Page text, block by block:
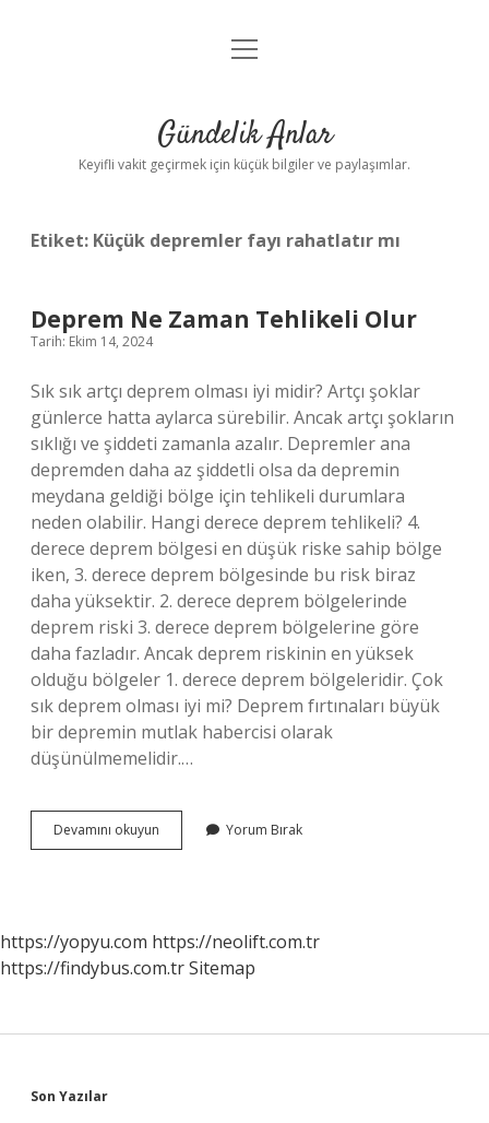
Anasayfa
Yasal Uyarı
menüyü
Gündelik Anlar
Keyifli vakit geçirmek için küçük bilgiler ve paylaşımlar.
Etiket: Küçük depremler fayı rahatlatır mı
Deprem Ne Zaman Tehlikeli Olur
Tarih: Ekim 14, 2024
Sık sık artçı deprem olması iyi midir? Artçı şoklar
günlerce hatta aylarca sürebilir. Ancak artçı şokların
sıklığı ve şiddeti zamanla azalır. Depremler ana
depremden daha az şiddetli olsa da depremin
meydana geldiği bölge için tehlikeli durumlara
neden olabilir. Hangi derece deprem tehlikeli? 4.
derece deprem bölgesi en düşük riske sahip bölge
iken, 3. derece deprem bölgesinde bu risk biraz
daha yüksektir. 2. derece deprem bölgelerinde
deprem riski 3. derece deprem bölgelerine göre
daha fazladır. Ancak deprem riskinin en yüksek
olduğu bölgeler 1. derece deprem bölgeleridir. Çok
sık deprem olması iyi mi? Deprem fırtınaları büyük
bir depremin mutlak habercisi olarak
düşünülmemelidir.…
Devamını okuyun Deprem
Ne
Yorum Bırak
https://yopyu.com https://neolift.com.tr
https://findybus.com.trSitemap
Sidebar
Son Yazılar